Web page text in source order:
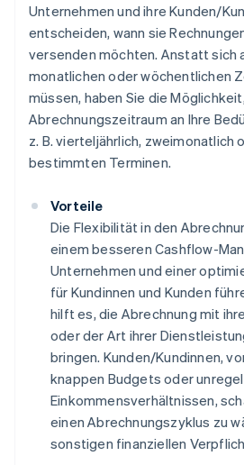
Unternehmen und ihre Kunden/
entscheiden, wann sie
versenden möchten. Anstatt sich
monatlichen oder wöchentlichen
müssen, haben Sie die
Abrechnungszeitraum an Ihre
z. B. vierteljährlich, zweimonatlich
bestimmten Terminen.
Vorteile
Die Flexibilität in den
einem besseren Cashflow-
Unternehmen und einer
für Kundinnen und Kunden
hilft es, die Abrechnung mit
oder der Art ihrer
bringen. Kunden/Kundinnen,
knappen Budgets oder
Einkommensverhältnissen,
einen Abrechnungszyklus zu
sonstigen finanziellen